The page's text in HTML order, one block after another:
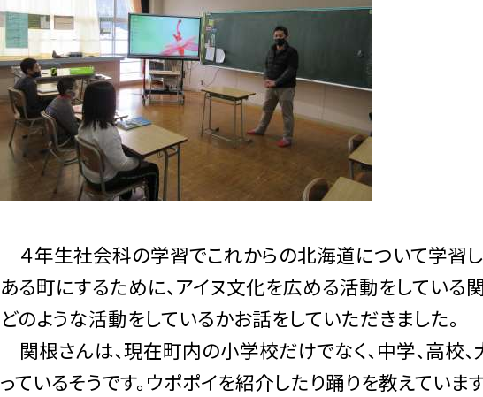
４年生社会科の学習でこれからの北海道について学習し
ある町にするために、アイヌ文化を広める活動をしている
どのような活動をしているかお話をしていただきました。
関根さんは、現在町内の小学校だけでなく、中学、高校
っているそうです。ウポポイを紹介したり踊りを教えています